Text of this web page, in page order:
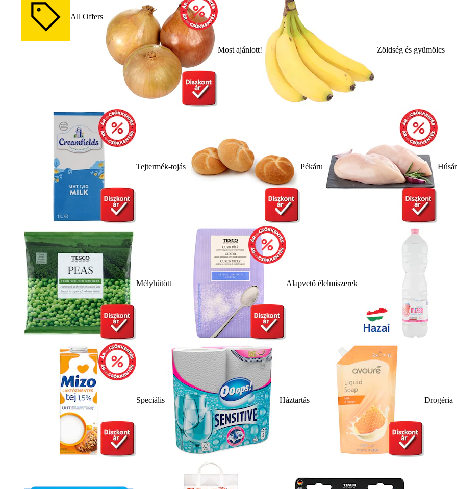
All Offers
Most ajánlott! Zöldség és gyümölcs
Tejtermék-tojás Pékáru
Mélyhűtött Alapvető élelmiszerek
Speciális Háztartás Drogéria